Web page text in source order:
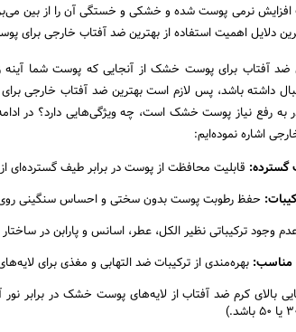
نرمی پوست شده و خشکی و خستگی آن را از بین
دلایل اهمیت استفاده از بهترین ضد آفتاب خارجی
ضد آفتاب برای پوست خشک از آنجایی که پوست شما آینه
داشته باشد، پس لازم است بهترین ضد آفتاب خارجی
به رفع نیاز پوست خشک است، چه ویژگی‌هایی دارد؟ در
اشاره نموده‌ایم:
گسترده: قابلیت محافظت از پوست در برابر طیف گسترده‌ای
حفظ رطوبت پوست بدون سختی و احساس سنگینی
وجود ترکیباتی نظیر الکل، عطر، اسانس و پارابن در
مناسب: بهره‌مندی از ترکیبات ضد التهابی و مغذی برای